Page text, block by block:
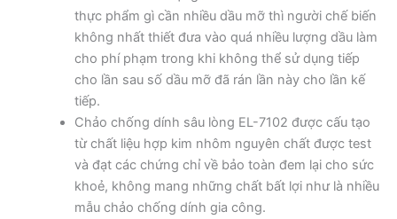
thực phẩm gì cần nhiều dầu mỡ thì người chế biến
không nhất thiết đưa vào quá nhiều lượng dầu làm
cho phí phạm trong khi không thể sử dụng tiếp
cho lần sau số dầu mỡ đã rán lần này cho lần kế
tiếp.
Chảo chống dính sâu lòng EL-7102 được cấu tạo
từ chất liệu hợp kim nhôm nguyên chất được test
và đạt các chứng chỉ về bảo toàn đem lại cho sức
khoẻ, không mang những chất bất lợi như là nhiều
mẫu chảo chống dính gia công.